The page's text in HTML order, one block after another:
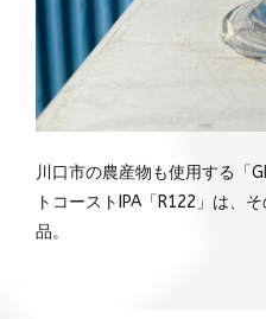
川口市の農産物も使用する「
トコーストIPA「R122」は、
品。